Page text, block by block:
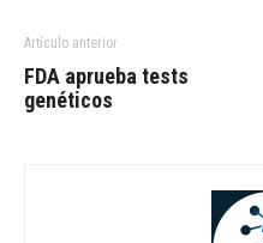
Artículo anterior
FDA aprueba tests
genéticos